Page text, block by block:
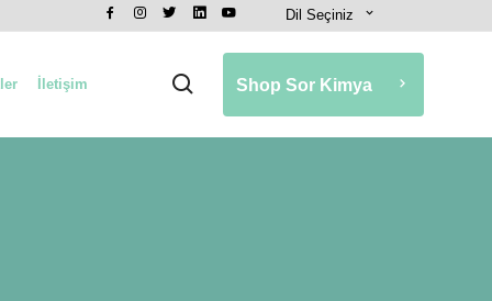
Dil Seçiniz
İletişim Shop Sor Kimya